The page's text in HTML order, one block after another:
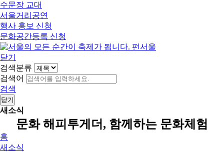
수문장 교대
서울거리공연
행사 홍보 신청
문화공간등록 신청
닫기
검색분류
검색어
검색
닫기
새소식
문화 해피투게더, 함께하는 문화체험
홈
새소식